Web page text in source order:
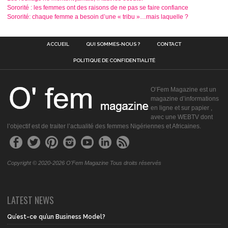
Sororité : les femmes ont des raisons de ne pas se faire confiance
Sororité: chaque femme a besoin d’une « tribu »…mais laquelle ?
ACCUEIL QUI SOMMES-NOUS ? CONTACT
POLITIQUE DE CONFIDENTIALITÉ
O’Fem Magazine est un
magazine d’informations
en ligne et sur papier ,
avec une WEBTV dont
l’objectif est de traiter l’actualité des femmes Nigériennes et Africaines.
Copyright © 2020-2026 O'Fem Magazine Tous droits réservés
LATEST NEWS
Qu’est-ce qu’un Business Model?